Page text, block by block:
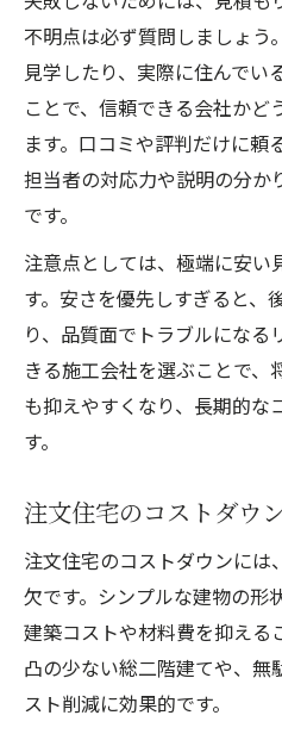
不明点は必ず質問しましょう
見学したり、実際に住んでい
ことで、信頼できる会社かど
ます。口コミや評判だけに頼
担当者の対応力や説明の分か
です。
注意点としては、極端に安い
す。安さを優先しすぎると、
り、品質面でトラブルになる
きる施工会社を選ぶことで、
も抑えやすくなり、長期的な
す。
注文住宅のコストダウ
注文住宅のコストダウンに
欠です。シンプルな建物の形
建築コストや材料費を抑える
凸の少ない総二階建てや、無
スト削減に効果的です。